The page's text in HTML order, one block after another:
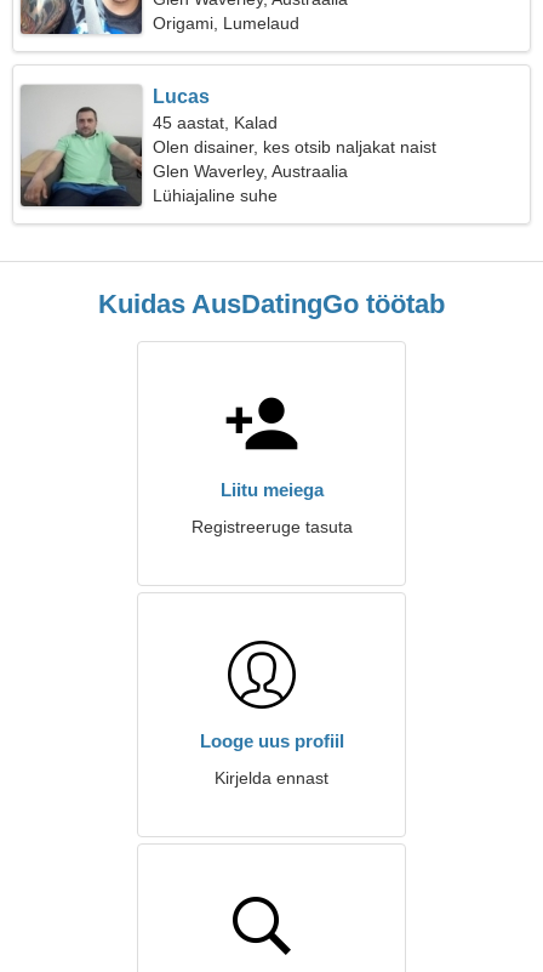
Origami, Lumelaud
Lucas
45 aastat, Kalad
Olen disainer, kes otsib naljakat naist
Glen Waverley, Austraalia
Lühiajaline suhe
Kuidas AusDatingGo töötab
Liitu meiega
Registreeruge tasuta
Looge uus profiil
Kirjelda ennast